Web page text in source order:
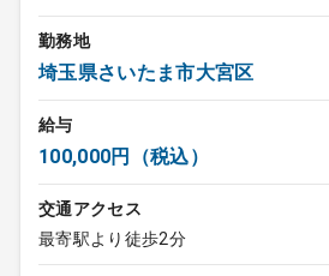
勤務地
埼玉県さいたま市大宮区
給与
100,000円（税込）
交通アクセス
最寄駅より徒歩2分